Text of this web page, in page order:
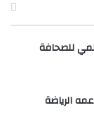
للصحافة
الرياضة